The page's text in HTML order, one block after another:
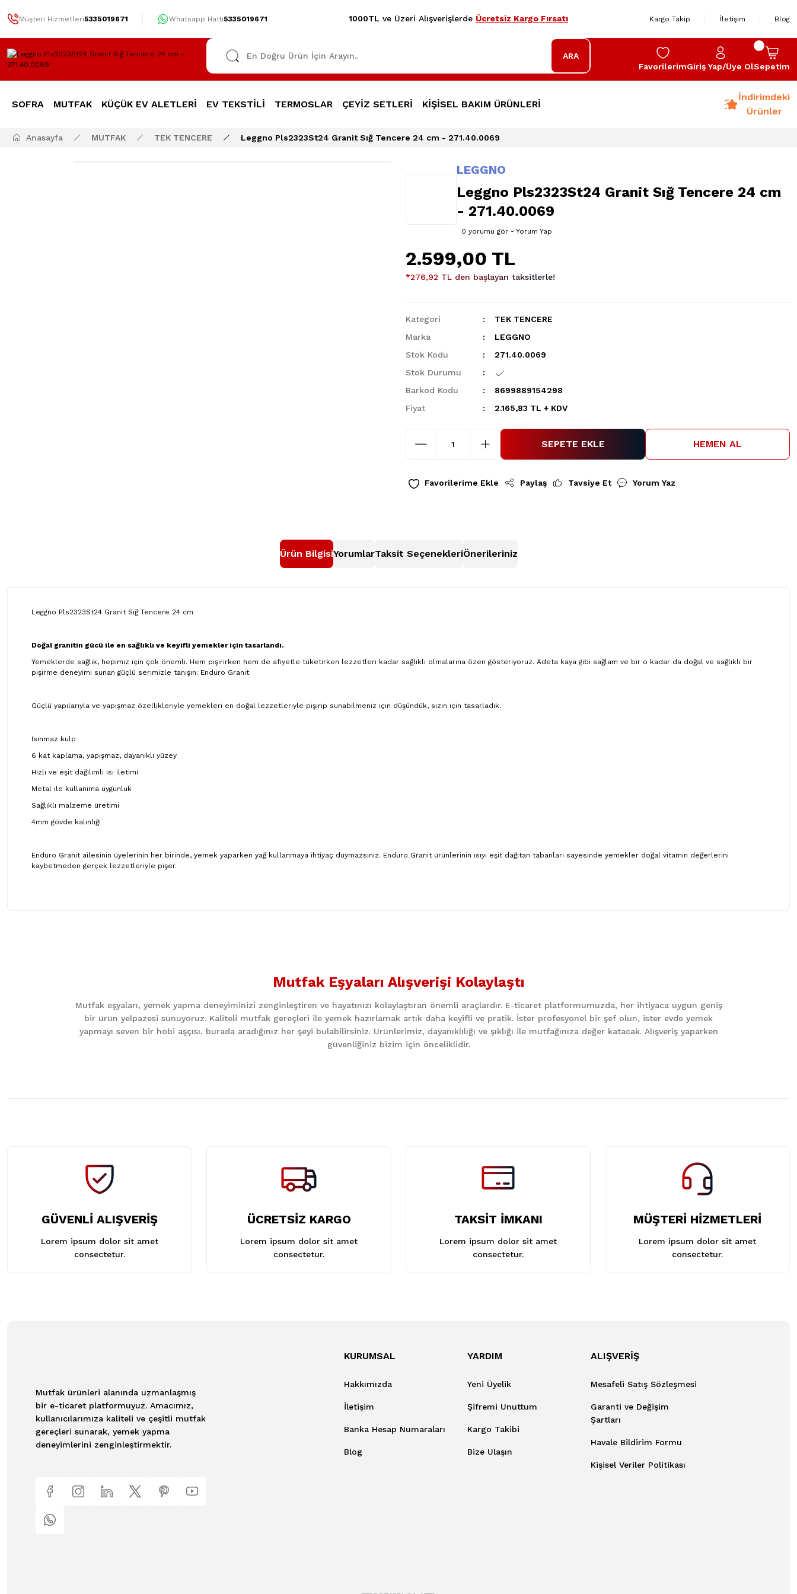
Müşteri Hizmetleri5335019671 Whatsapp Hattı5335019671 1000TL ve Üzeri Alışverişlerde Ücretsiz Kargo Fırsatı Kargo Takip İletişim Blog
ARA
FavorilerimGiriş Yap/Üye OlSepetim
SOFRA MUTFAK KÜÇÜK EV ALETLERİ EV TEKSTİLİ TERMOSLAR ÇEYİZ SETLERİ KİŞİSEL BAKIM ÜRÜNLERİ
İndirimdeki
Ürünler
Anasayfa MUTFAK TEK TENCERE Leggno Pls2323St24 Granit Sığ Tencere 24 cm - 271.40.0069
LEGGNO
Leggno Pls2323St24 Granit Sığ Tencere 24 cm
- 271.40.0069
0 yorumu gör - Yorum Yap
2.599,00 TL
*276,92 TL den başlayan taksitlerle!
Kategori
TEK TENCERE
Marka
LEGGNO
Stok Kodu
271.40.0069
Stok Durumu
Barkod Kodu
8699889154298
Fiyat
2.165,83 TL + KDV
SEPETE EKLE HEMEN AL
Paylaş Tavsiye Et Yorum Yaz
Ürün BilgisiYorumlarTaksit SeçenekleriÖnerileriniz
Leggno Pls2323St24 Granit Sığ Tencere 24 cm
Doğal granitin gücü ile en sağlıklı ve keyifli yemekler için tasarlandı.
Yemeklerde sağlık, hepimiz için çok önemli. Hem pişirirken hem de afiyetle tüketirken lezzetleri kadar sağlıklı olmalarına özen gösteriyoruz. Adeta kaya gibi sağlam ve bir o kadar da doğal ve sağlıklı bir
pişirme deneyimi sunan güçlü serimizle tanışın: Enduro Granit
Güçlü yapılarıyla ve yapışmaz özellikleriyle yemekleri en doğal lezzetleriyle pişirip sunabilmeniz için düşündük, sizin için tasarladık.
Isınmaz kulp
6 kat kaplama, yapışmaz, dayanıklı yüzey
Hızlı ve eşit dağılımlı ısı iletimi
Metal ile kullanıma uygunluk
Sağlıklı malzeme üretimi
4mm gövde kalınlığı
Enduro Granit ailesinin üyelerinin her birinde, yemek yaparken yağ kullanmaya ihtiyaç duymazsınız. Enduro Granit ürünlerinin ısıyı eşit dağıtan tabanları sayesinde yemekler doğal vitamin değerlerini
kaybetmeden gerçek lezzetleriyle pişer.
Yorum Yaz
Ürün bilgilerinde hatalar bulunuyor.
Ürün fiyatı diğer sitelerden daha pahalı.
Mutfak Eşyaları Alışverişi Kolaylaştı
Mutfak eşyaları, yemek yapma deneyiminizi zenginleştiren ve hayatınızı kolaylaştıran önemli araçlardır. E-ticaret platformumuzda, her ihtiyaca uygun geniş
bir ürün yelpazesi sunuyoruz. Kaliteli mutfak gereçleri ile yemek hazırlamak artık daha keyifli ve pratik. İster profesyonel bir şef olun, ister evde yemek
yapmayı seven bir hobi aşçısı, burada aradığınız her şeyi bulabilirsiniz. Ürünlerimiz, dayanıklılığı ve şıklığı ile mutfağınıza değer katacak. Alışveriş yaparken
güvenliğiniz bizim için önceliklidir.
GÜVENLİ ALIŞVERİŞ
Lorem ipsum dolor sit amet
consectetur.
ÜCRETSİZ KARGO
Lorem ipsum dolor sit amet
consectetur.
TAKSİT İMKANI
Lorem ipsum dolor sit amet
consectetur.
MÜŞTERİ HİZMETLERİ
Lorem ipsum dolor sit amet
consectetur.
Mutfak ürünleri alanında uzmanlaşmış
bir e-ticaret platformuyuz. Amacımız,
kullanıcılarımıza kaliteli ve çeşitli mutfak
gereçleri sunarak, yemek yapma
deneyimlerini zenginleştirmektir.
KURUMSAL
Hakkımızda
İletişim
Banka Hesap Numaraları
Blog
YARDIM
Yeni Üyelik
Şifremi Unuttum
Kargo Takibi
Bize Ulaşın
ALIŞVERİŞ
Mesafeli Satış Sözleşmesi
Garanti ve Değişim
Şartları
Havale Bildirim Formu
Kişisel Veriler Politikası